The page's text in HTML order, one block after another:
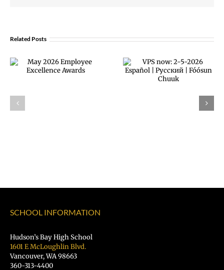
Related Posts
VPS now: 2-5-
2026 Español |
Employee
Excellence
Awards
SCHOOL INFORMATION
Hudson’s Bay High School
1601 E McLoughlin Blvd.
Vancouver, WA 98663
360-313-4400